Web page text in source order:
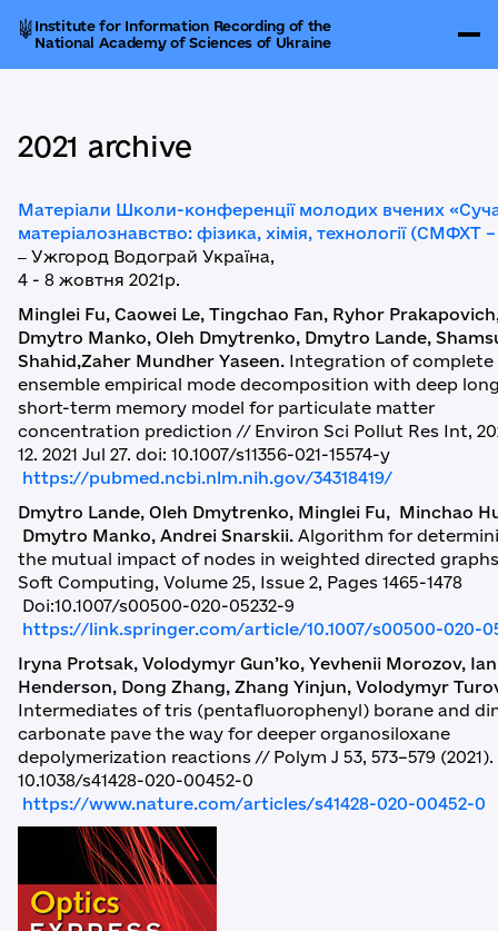
Institute for Information Recording of the
National Academy of Sciences of Ukraine
2021 archive
Матеріали Школи-конференції молодих вчених
матеріалознавство: фізика, хімія, технології (СМФХТ –
‒ Ужгород Водограй Україна,
4 - 8 жовтня 2021р.
Minglei Fu, Caowei Le, Tingchao Fan, Ryhor
Dmytro Manko, Oleh Dmytrenko, Dmytro Lande,
Shahid,Zaher Mundher Yaseen. Integration of complete
ensemble empirical mode decomposition with deep
short-term memory model for particulate matter
concentration prediction // Environ Sci Pollut Res Int,
12. 2021 Jul 27. doi: 10.1007/s11356-021-15574-y
https://pubmed.ncbi.nlm.nih.gov/34318419/
Dmytro Lande, Oleh Dmytrenko, Minglei Fu, Minchao
Dmytro Manko, Andrei Snarskii. Algorithm for
the mutual impact of nodes in weighted directed
Soft Computing, Volume 25, Issue 2, Pages 1465-1478
Doi:10.1007/s00500-020-05232-9
https://link.springer.com/article/10.1007/s00500-020-
Iryna Protsak, Volodymyr Gun’ko, Yevhenii Morozov,
Henderson, Dong Zhang, Zhang Yinjun, Volodymyr
Intermediates of tris (pentafluorophenyl) borane and
carbonate pave the way for deeper organosiloxane
depolymerization reactions // Polym J 53, 573–579 (2021).
10.1038/s41428-020-00452-0
https://www.nature.com/articles/s41428-020-00452-0